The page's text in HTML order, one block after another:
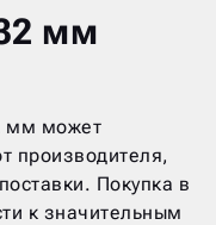
мм
мм может
производителя,
Покупка в
к значительным